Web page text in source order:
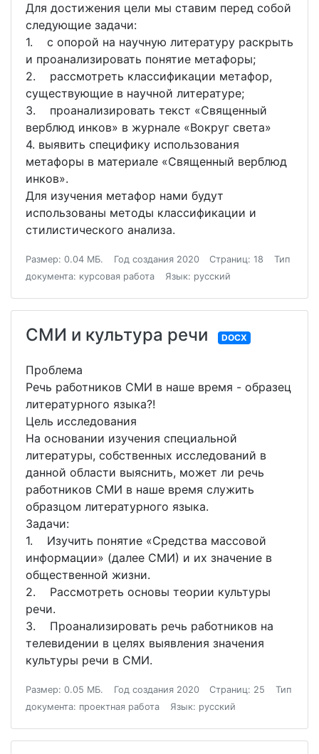
Для достижения цели мы ставим перед собой
следующие задачи:
1. с опорой на научную литературу раскрыть
и проанализировать понятие метафоры;
2. рассмотреть классификации метафор,
существующие в научной литературе;
3. проанализировать текст «Священный
верблюд инков» в журнале «Вокруг света»
4. выявить специфику использования
метафоры в материале «Священный верблюд
инков».
Для изучения метафор нами будут
использованы методы классификации и
стилистического анализа.
Размер: 0.04 МБ. Год создания 2020 Страниц: 18
Тип
документа: курсовая работа
Язык: русский
СМИ и культура речи DOCX
Проблема
Речь работников СМИ в наше время - образец
литературного языка?!
Цель исследования
На основании изучения специальной
литературы, собственных исследований в
данной области выяснить, может ли речь
работников СМИ в наше время служить
образцом литературного языка.
Задачи:
1. Изучить понятие «Средства массовой
информации» (далее СМИ) и их значение в
общественной жизни.
2. Рассмотреть основы теории культуры
речи.
3. Проанализировать речь работников на
телевидении в целях выявления значения
культуры речи в СМИ.
Размер: 0.05 МБ. Год создания 2020 Страниц: 25
Тип
документа: проектная работа
Язык: русский